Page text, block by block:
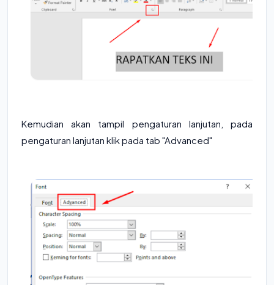
Kemudian akan tampil pengaturan lanjutan, pada
pengaturan lanjutan klik pada tab "Advanced"